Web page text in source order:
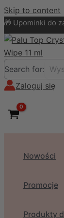
Skip to content
🎁 Upominki do
Search for:
Zaloguj się
Nowości
Promocje
Produkty